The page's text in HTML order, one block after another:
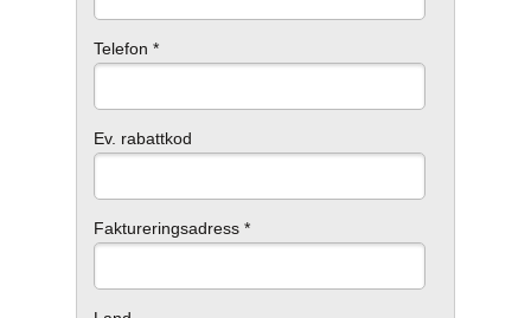
Telefon *
Ev. rabattkod
Faktureringsadress *